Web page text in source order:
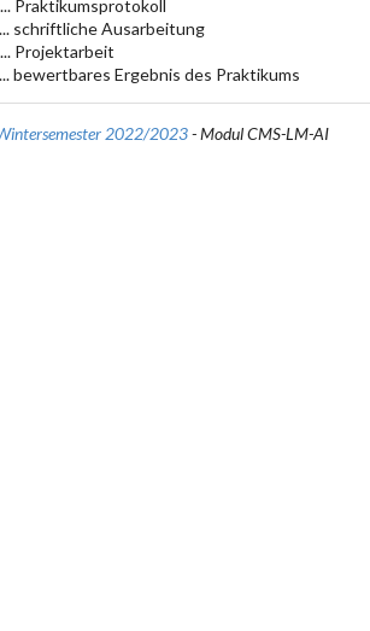
Praktikumsprotokoll
schriftliche Ausarbeitung
Projektarbeit
bewertbares Ergebnis des Praktikums
2022/2023- Modul CMS-LM-AI